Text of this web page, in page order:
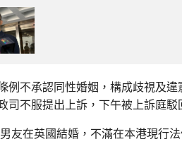
例不承認同性婚姻，構成歧視及違
不服提出上訴，下午被上訴庭駁
友在英國結婚，不滿在本港現行